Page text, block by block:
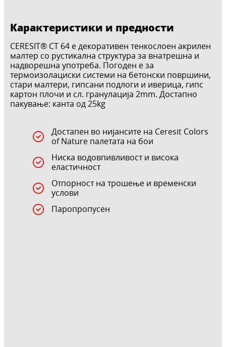
Карактеристики и предности
CERESIT® CT 64 е декоративен тенкослоен акрилен
малтер со рустикална структура за внатрешна и
надворешна употреба. Погоден е за
термоизолациски системи на бетонски површини,
стари малтери, гипсани подлоги и иверица, гипс
картон плочи и сл. гранулација 2mm. Достапно
пакување: канта од 25kg
Достапен во нијансите на Ceresit Colors
of Nature палетата на бои
Ниска водовпивливост и висока
еластичност
Отпорност на трошење и временски
услови
Паропропусен